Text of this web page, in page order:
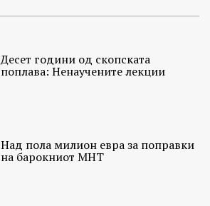
Десет години од скопската
поплава: Ненаучените лекции
Над пола милион евра за поправки
на барокниот МНТ